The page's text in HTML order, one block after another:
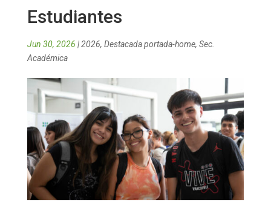
Estudiantes
Jun 30, 2026 |2026, Destacada portada-home, Sec.
Académica